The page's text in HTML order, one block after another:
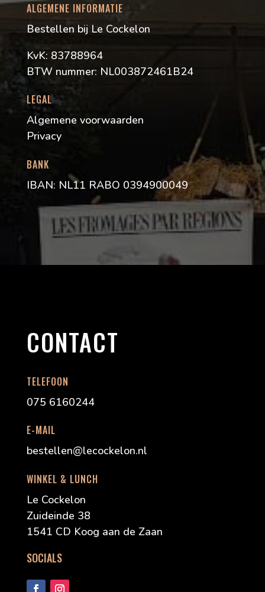
ALGEMENE INFORMATIE
Bestellen bij Le Cockelon
KvK: 83788964
BTW nummer: NL003872461B24
LEGAL
Algemene voorwaarden
Privacy
BANK
IBAN: NL11 RABO 0394900049
CONTACT
TELEFOON
075 6160244
E-MAIL
bestellen@lecockelon.nl
WINKEL & LUNCH
Le Cockelon
Zuideinde 38
1541 CD Koog aan de Zaan
SOCIALS